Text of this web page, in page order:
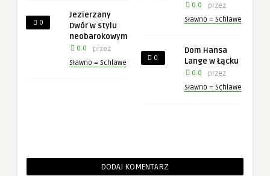
0
Jezierzany
Dwór w stylu
neobarokowym
0.0
przez
Sławno = Schlawe
0.0
przez
Sławno = Schlawe
0
Dom Hansa
Lange w Łącku
0.0
przez
Sławno = Schlawe
DODAJ KOMENTARZ